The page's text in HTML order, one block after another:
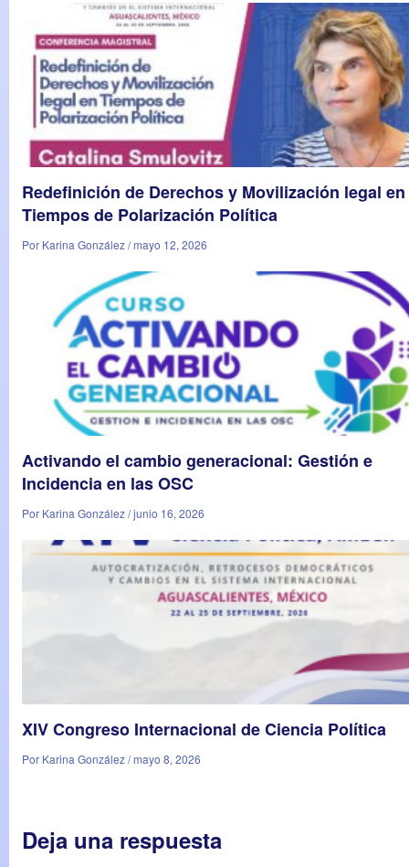
Redefinición de Derechos y Movilización legal en
Tiempos de Polarización Política
Por Karina González / mayo 12, 2026
Activando el cambio generacional: Gestión e
Incidencia en las OSC
Por Karina González / junio 16, 2026
XIV Congreso Internacional de Ciencia Política
Por Karina González / mayo 8, 2026
Deja una respuesta